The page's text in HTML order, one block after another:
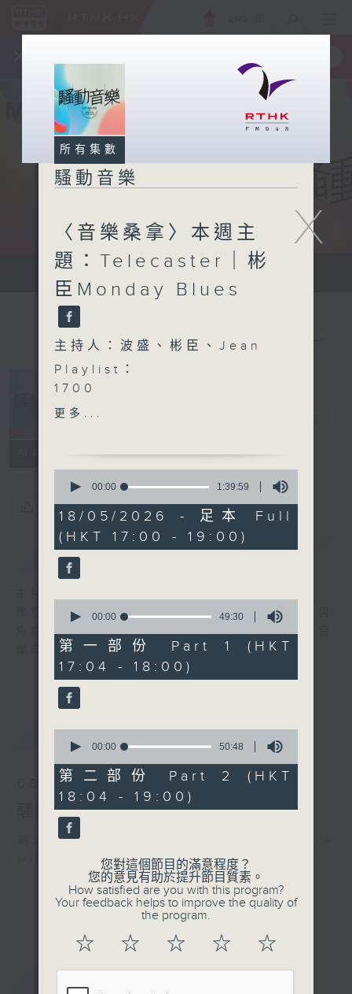
一手掌握 RTHK 電台、電視節目
讓音樂騷動你，讓你騷動音樂
騷動音樂
您喜歡這個節目嗎?
簡介 GIST
聚焦香港以至華語樂壇，發掘欣賞歌曲的視點與
角度，擴闊音樂領域，分享更多創作故事，讓音
樂時刻騷動你。
最新 LATEST
06/08/2026
騷動音樂
網上直播完畢稍後提供節目重溫。 Archive
will be available after live webcast
重溫 CATCHUP
X
所有集數
騷動音樂
〈音樂桑拿〉本週主
題：Telecaster｜彬
臣Monday Blues
主持人：波盛、彬臣、Jean
Playlist：
1700
Pandora - 時光之灰
晚安莉莉 - 當我們不再說晚
安
張蔓莎 - 穹蒼不必帶走，帶
走月滿
elka 鄭芷淇 - 未firm
Winka 陳泳伽 - 起身洗面
Nancy Kwai - You know
I love you?
.
1800
〈音樂桑拿〉
主週主題：Telecaster
The Rolling Stones - (I
Can't Get No）
Satisfaction
Beyond - 海闊天空
.
1830
〈彬臣Monday Blues〉
Led Zeppelin - Stairway
To Heaven
Bob Dylan - Like a
Rolling Stone
Bruce Springteen -
Born to Run
Billie Eilish - Happier
Than Ever
更多...
seconds
1
hour,
39
minutes,
59
seconds
00:00 1:39:59
18/05/2026 - 足本 Full
(HKT 17:00 - 19:00)
seconds
49
minutes,
30
seconds
00:00 49:30
第一部份 Part 1 (HKT
17:04 - 18:00)
seconds
50
minutes,
48
seconds
00:00 50:48
第二部份 Part 2 (HKT
18:04 - 19:00)
您對這個節目的滿意程度？
您的意見有助於提升節目質素。
How satisfied are you with this program?
Your feedback helps to improve the quality of
the program.
☆ ☆ ☆ ☆ ☆